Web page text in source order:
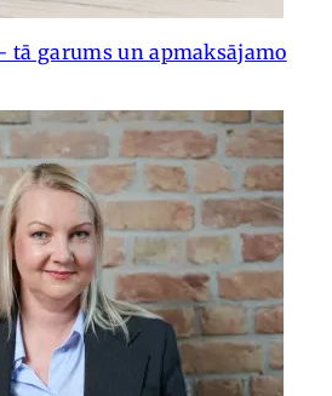
garums un apmaksājamo